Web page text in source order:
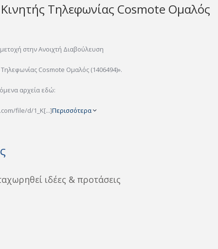
Τηλεφωνίας Cosmote Ομαλός
στην Ανοιχτή Διαβούλευση
Cosmote Ομαλός (1406494)».
αρχεία εδώ:
file/d/1_K[...]Περισσότερα
ιδέες & προτάσεις